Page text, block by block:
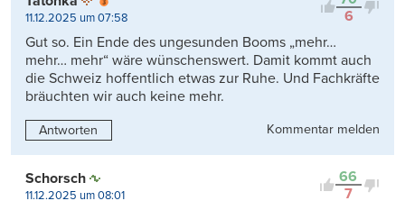
6
11.12.2025 um 07:58
Gut so. Ein Ende des ungesunden Booms „mehr…
mehr… mehr“ wäre wünschenswert. Damit kommt auch
die Schweiz hoffentlich etwas zur Ruhe. Und Fachkräfte
bräuchten wir auch keine mehr.
Antworten Kommentar melden
66
7
Schorsch
11.12.2025 um 08:01